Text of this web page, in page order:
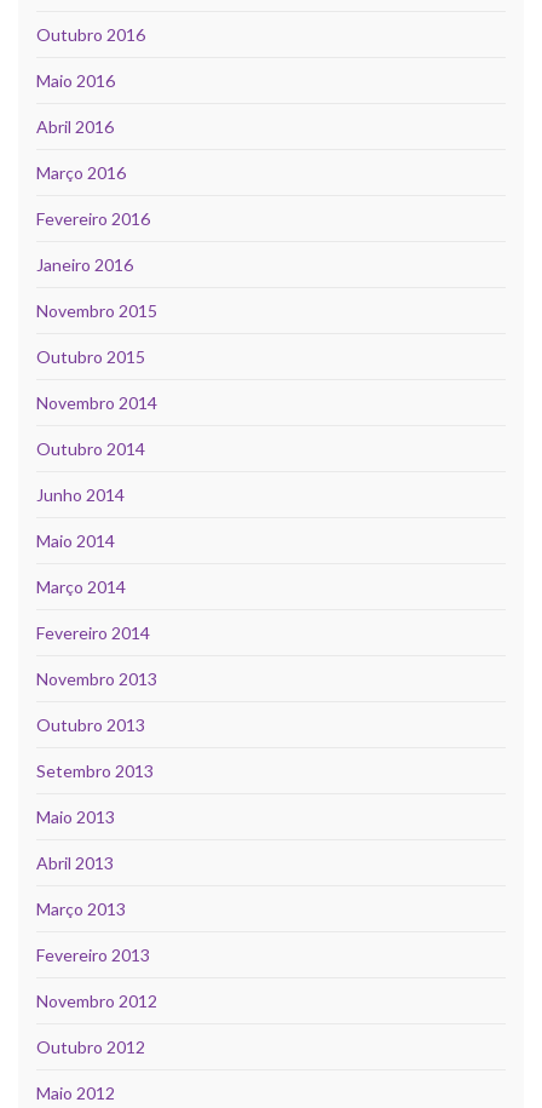
Outubro 2016
Maio 2016
Abril 2016
Março 2016
Fevereiro 2016
Janeiro 2016
Novembro 2015
Outubro 2015
Novembro 2014
Outubro 2014
Junho 2014
Maio 2014
Março 2014
Fevereiro 2014
Novembro 2013
Outubro 2013
Setembro 2013
Maio 2013
Abril 2013
Março 2013
Fevereiro 2013
Novembro 2012
Outubro 2012
Maio 2012